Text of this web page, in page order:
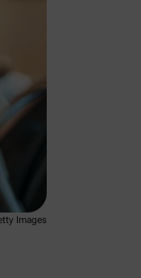
Images